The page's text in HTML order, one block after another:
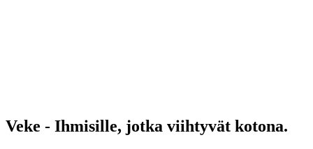
Veke - Ihmisille, jotka viihtyvät kotona.